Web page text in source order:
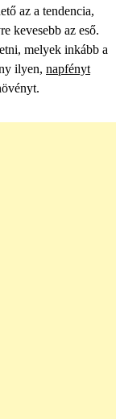
az a tendencia,
kevesebb az eső.
melyek inkább a
ilyen, napfényt